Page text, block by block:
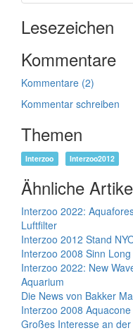
Lesezeichen
Kommentare
Kommentare (2)
Kommentar schreiben
Themen
Interzoo Interzoo2012
Ähnliche
Interzoo 2022:
Luftfilter
Interzoo 2012 Stand
Interzoo 2008 Sinn
Interzoo 2022: New
Aquarium
Die News von Bakker
Interzoo 2008 Aquacone
Großes Interesse an